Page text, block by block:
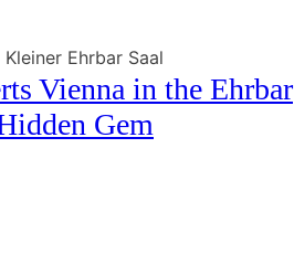
Kleiner Ehrbar Saal
Vienna in the Ehrbar
Gem